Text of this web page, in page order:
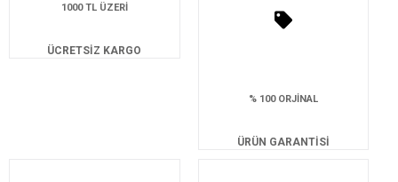
1000 TL ÜZERİ
ÜCRETSİZ KARGO
% 100 ORJİNAL
ÜRÜN GARANTİSİ